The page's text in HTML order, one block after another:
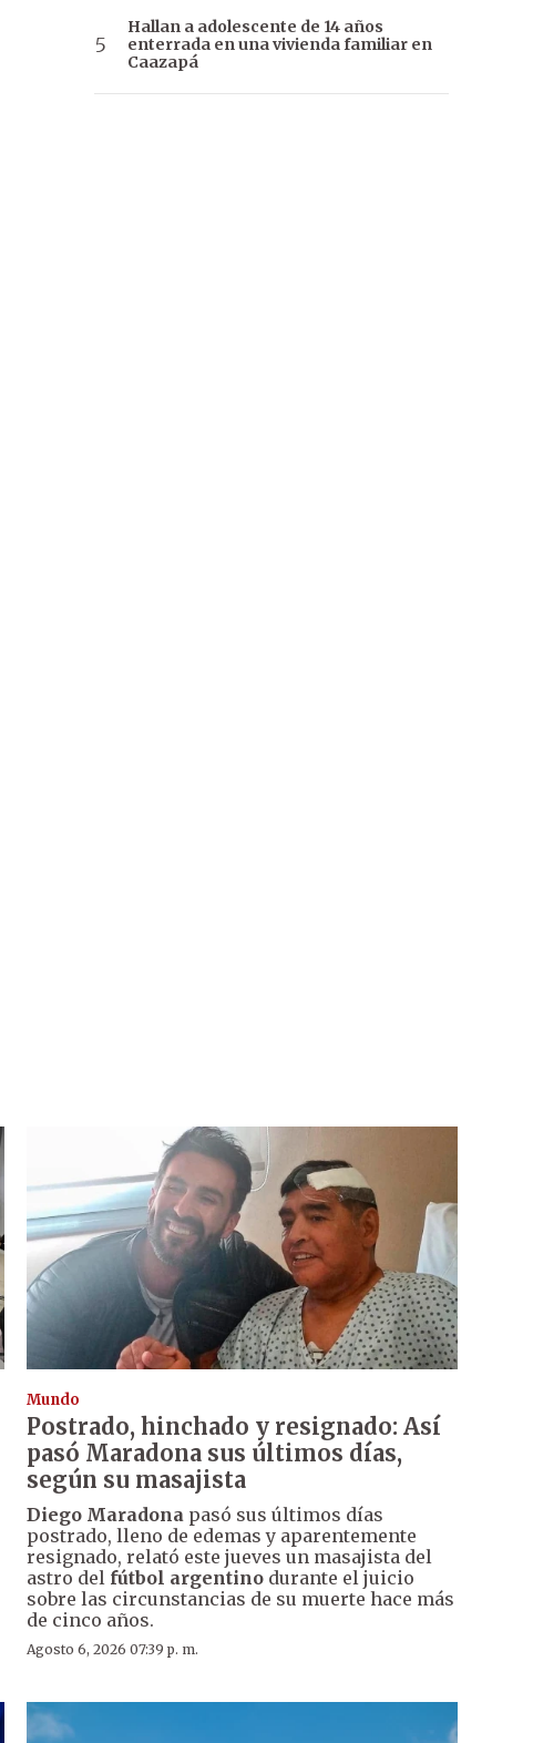
Hallan a adolescente de 14 años
enterrada en una vivienda familiar en
Caazapá
Mundo
Postrado, hinchado y resignado: Así
pasó Maradona sus últimos días,
según su masajista
Diego Maradonapasó sus últimos días
postrado, lleno de edemas y aparentemente
resignado, relató este jueves un masajista del
astro del fútbol argentinodurante el juicio
sobre las circunstancias de su muerte hace más
de cinco años.
Agosto 6, 2026 07:39 p. m.